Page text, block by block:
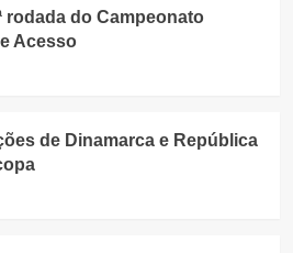
rodada do Campeonato
Acesso
de Dinamarca e República